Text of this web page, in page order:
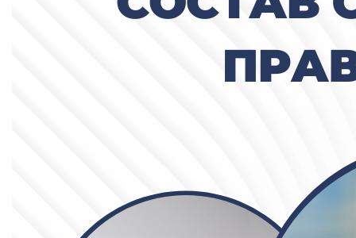
СТРАНИЦА ОПЛАТЫ
НАПРАВЛЕНИЯ ПОДГОТОВКИ